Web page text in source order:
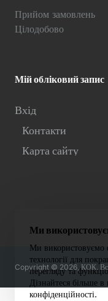
Ми
Ми використовуємо
технології для
перегляду та
Дізнайтеся більше
конфіденційності.
Прийом замовлень
Цілодобово
Мій обліковий запис
Вхід
Контакти
Карта сайту
Copyright © 2026, КОК. Всі